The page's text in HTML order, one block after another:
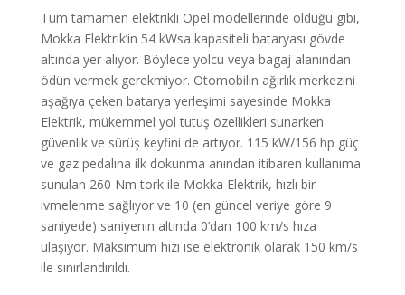
Tüm tamamen elektrikli Opel modellerinde olduğu gibi,
Mokka Elektrik’in 54 kWsa kapasiteli bataryası gövde
altında yer alıyor. Böylece yolcu veya bagaj alanından
ödün vermek gerekmiyor. Otomobilin ağırlık merkezini
aşağıya çeken batarya yerleşimi sayesinde Mokka
Elektrik, mükemmel yol tutuş özellikleri sunarken
güvenlik ve sürüş keyfini de artıyor. 115 kW/156 hp güç
ve gaz pedalına ilk dokunma anından itibaren kullanıma
sunulan 260 Nm tork ile Mokka Elektrik, hızlı bir
ivmelenme sağlıyor ve 10 (en güncel veriye göre 9
saniyede) saniyenin altında 0’dan 100 km/s hıza
ulaşıyor. Maksimum hızı ise elektronik olarak 150 km/s
ile sınırlandırıldı.